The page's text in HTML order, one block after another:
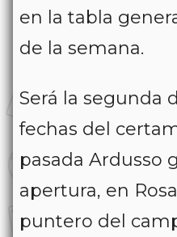
en la tabla
de la semana.
Será la segunda
fechas del
pasada Ardusso
apertura, en
puntero del